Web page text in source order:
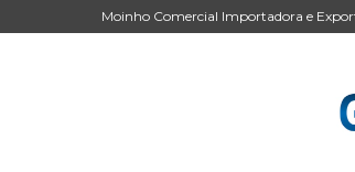
Moinho Comercial Importadora e